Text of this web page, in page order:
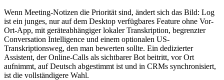
Wenn Meeting-Notizen die Priorität sind, ändert sich das Bild: Log
ist ein junges, nur auf dem Desktop verfügbares Feature ohne Vor-
Ort-App, mit geräteabhängiger lokaler Transkription, begrenzter
Conversation Intelligence und einem optionalen US-
Transkriptionsweg, den man bewerten sollte. Ein dedizierter
Assistent, der Online-Calls als sichtbarer Bot beitritt, vor Ort
aufnimmt, auf Deutsch abgestimmt ist und in CRMs synchronisiert,
ist die vollständigere Wahl.